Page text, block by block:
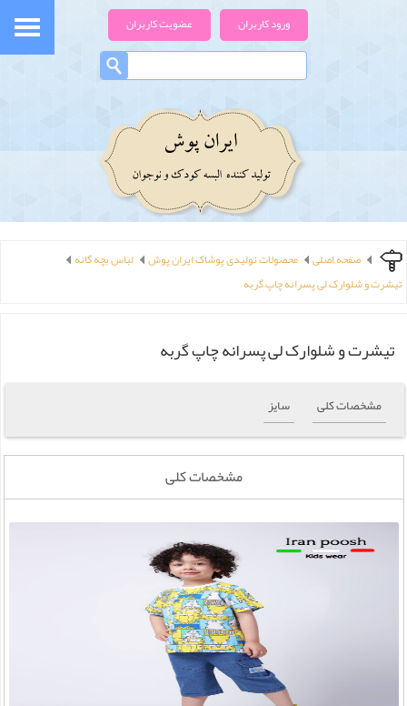
ورود کاربران عضویت کاربران
صفحه اصلی محصولات تولیدی پوشاک ایران پوش
لباس بچه گانه
تیشرت و شلوارک لی پسرانه چاپ گربه
تیشرت و شلوارک لی پسرانه چاپ گربه
مشخصات کلی سایز
مشخصات کلی